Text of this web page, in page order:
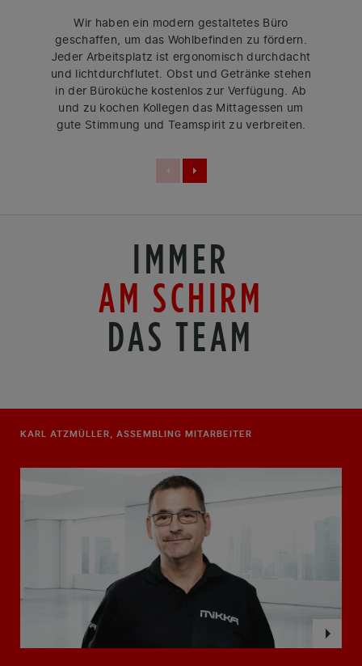
Wir haben ein modern gestaltetes Büro
geschaffen, um das Wohlbefinden zu fördern.
Jeder Arbeitsplatz ist ergonomisch durchdacht
und lichtdurchflutet. Obst und Getränke stehen
in der Büroküche kostenlos zur Verfügung. Ab
und zu kochen Kollegen das Mittagessen um
gute Stimmung und Teamspirit zu verbreiten.
IMMER
AM SCHIRM
DAS TEAM
KARL ATZMÜLLER, ASSEMBLING MITARBEITER